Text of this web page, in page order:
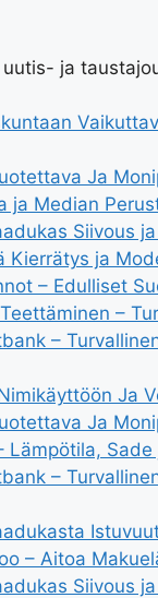
ja
Ja
ja Median
Siivous
Kierrätys ja
– Edulliset
–
–
Ja
Ja
Lämpötila,
–
– Aitoa
Siivous